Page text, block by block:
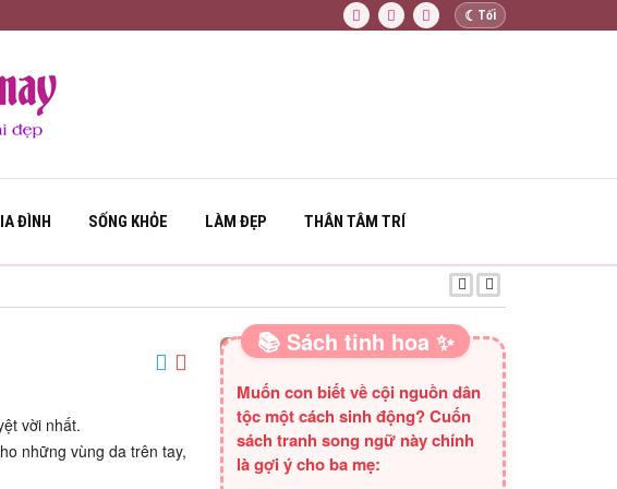
☾ Tối
ĐÌNH SỐNG KHỎE LÀM ĐẸP THÂN TÂM TRÍ
vời nhất.
những vùng da trên tay,
SÁCH HAY CHO BA MẸ
📚 Sách tinh hoa ✨
Muốn con biết về cội nguồn dân
tộc một cách sinh động? Cuốn
sách tranh song ngữ này chính
là gợi ý cho ba mẹ: